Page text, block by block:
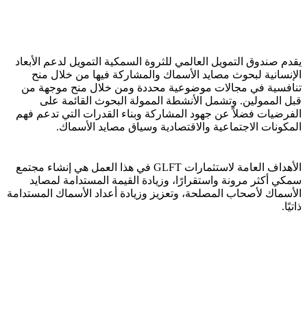
يقدم صندوق التمويل العالمي للثروة السمكية التمويل لدعم الأبعاد
الإنسانية لبحوث مصايد الأسماك والمشاركة فيها من خلال منح
تنافسية في مجالات موضوعية محددة ومن خلال منح موجهة من
قبل الممولين. وتشمل الأنشطة الممولة البحوث القائمة على
الفرضيات فضلاً عن جهود المشاركة وبناء القدرات التي تدعم فهم
المكونات الاجتماعية والاقتصادية وسياق مصايد الأسماك.
الأهداف العامة لاستثمارات GLFT في هذا العمل هي إنشاء مجتمع
سمكي أكثر مرونة واستقرارًا، وزيادة القيمة المستدامة لمصايد
الأسماك لأصحاب المصلحة، وتعزيز وزيادة أعداد الأسماك المستدامة
ذاتيًا.